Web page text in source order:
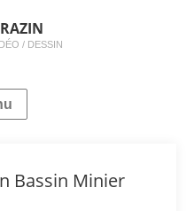
/ DESSIN
Bassin Minier